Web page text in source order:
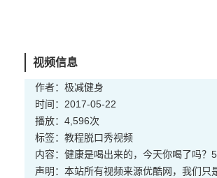
视频信息
作者：极减健身
时间：2017-05-22
播放：4,596次
标签： 教程脱口秀视频
内容：健康是喝出来的，今天你喝了吗？
声明：本站所有视频来源优酷网，我们只